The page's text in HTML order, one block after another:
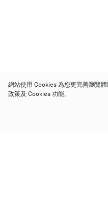
網站使用 Cookies 為您更完善瀏覽
政策及 Cookies 功能。